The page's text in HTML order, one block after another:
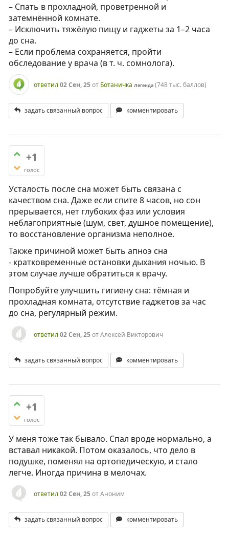
– Спать в прохладной, проветренной и
затемнённой комнате.
– Исключить тяжёлую пищу и гаджеты за 1–2 часа
до сна.
– Если проблема сохраняется, пройти
обследование у врача (в т. ч. сомнолога).
ответил 02 Сен, 25от Ботаничка Легенда (748 тыс.баллов)
задать связанный вопрос комментировать
+1
голос
Усталость после сна может быть связана с
качеством сна. Даже если спите 8 часов, но сон
прерывается, нет глубоких фаз или условия
неблагоприятные (шум, свет, душное помещение),
то восстановление организма неполное.
Также причиной может быть апноэ сна
- кратковременные остановки дыхания ночью. В
этом случае лучше обратиться к врачу.
Попробуйте улучшить гигиену сна: тёмная и
прохладная комната, отсутствие гаджетов за час
до сна, регулярный режим.
ответил 02 Сен, 25отАлексей Викторович
задать связанный вопрос комментировать
+1
голос
У меня тоже так бывало. Спал вроде нормально, а
вставал никакой. Потом оказалось, что дело в
подушке, поменял на ортопедическую, и стало
легче. Иногда причина в мелочах.
ответил 02 Сен, 25отАноним
задать связанный вопрос комментировать